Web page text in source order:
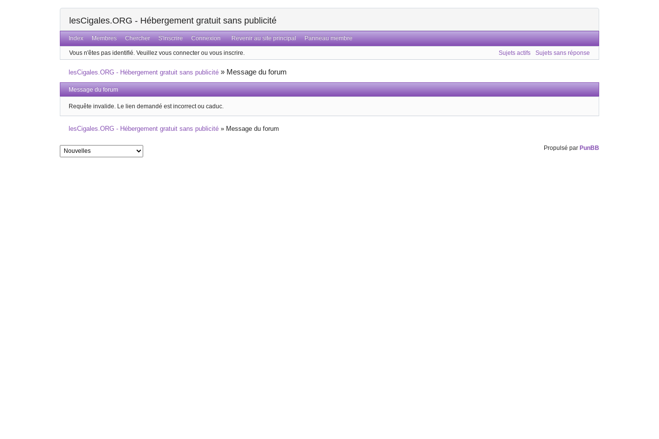
lesCigales.ORG - Hébergement gratuit sans publicité
Index Membres Chercher S'inscrire Connexion Revenir au site principal Panneau membre
Vous n'êtes pas identifié. Veuillez vous connecter ou vous inscrire. Sujets actifs Sujets sans réponse
lesCigales.ORG - Hébergement gratuit sans publicité » Message du forum
Message du forum
Requête invalide. Le lien demandé est incorrect ou caduc.
lesCigales.ORG - Hébergement gratuit sans publicité » Message du forum
Propulsé par PunBB